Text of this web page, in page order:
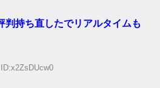
判持ち直したでリアルタイムも